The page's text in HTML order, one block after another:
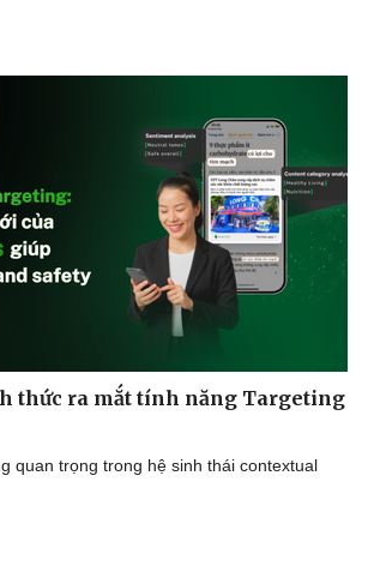
thức ra mắt tính năng Targeting
quan trọng trong hệ sinh thái contextual